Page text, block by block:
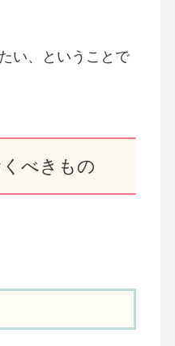
い、ということで
べきもの